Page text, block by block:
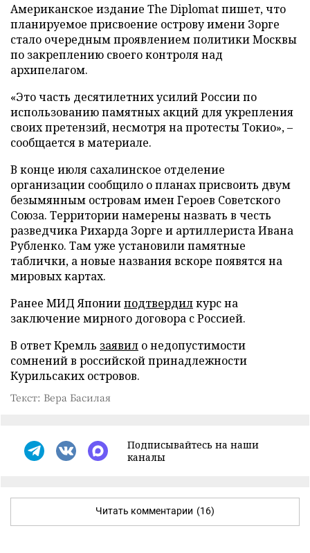
Американское издание The Diplomat пишет, что
планируемое присвоение острову имени Зорге
стало очередным проявлением политики Москвы
по закреплению своего контроля над
архипелагом.
«Это часть десятилетних усилий России по
использованию памятных акций для укрепления
своих претензий, несмотря на протесты Токио», –
сообщается в материале.
В конце июля сахалинское отделение
организации сообщило о планах присвоить двум
безымянным островам имен Героев Советского
Союза. Территории намерены назвать в честь
разведчика Рихарда Зорге и артиллериста Ивана
Рубленко. Там уже установили памятные
таблички, а новые названия вскоре появятся на
мировых картах.
Ранее МИД Японииподтвердилкурс на
заключение мирного договора с Россией.
В ответ Кремль заявил о недопустимости
сомнений в российской принадлежности
Курильсаких островов.
Текст: Вера Басилая
Подписывайтесь на наши
каналы
Читать комментарии (16)